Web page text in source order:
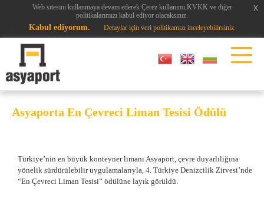
Web sitesini kullanmaya devam ederek Çerez kullanımı,KVKK ve diğer
politikalarımızı kabul ediyor olacaksınız.
Kabul ediyorum. Detaylar için veri politikamızı inceleyebilirsiniz.
x
Asyaporta En Çevreci Liman Tesisi Ödülü
Türkiye’nin en büyük konteyner limanı Asyaport, çevre duyarlılığına
yönelik sürdürülebilir uygulamalarıyla, 4. Türkiye Denizcilik Zirvesi’nde
“En Çevreci Liman Tesisi” ödülüne layık görüldü.
x